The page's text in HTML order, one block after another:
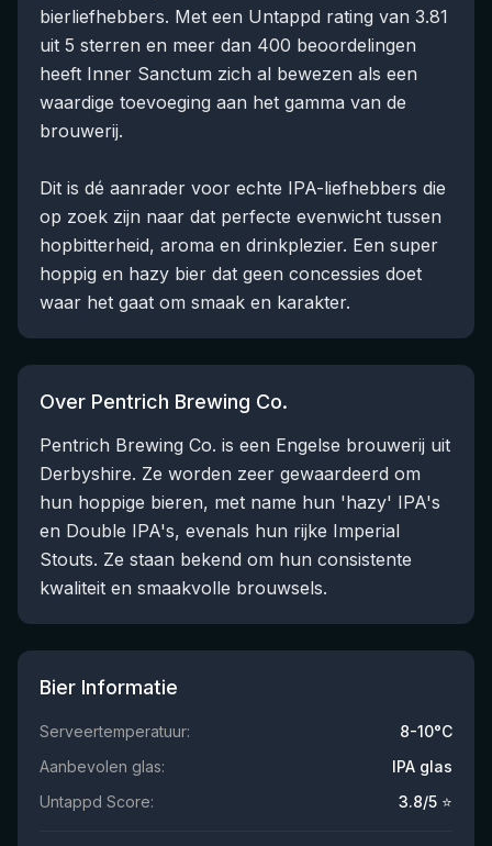
bierliefhebbers. Met een Untappd rating van 3.81
uit 5 sterren en meer dan 400 beoordelingen
heeft Inner Sanctum zich al bewezen als een
waardige toevoeging aan het gamma van de
brouwerij.
Dit is dé aanrader voor echte IPA-liefhebbers die
op zoek zijn naar dat perfecte evenwicht tussen
hopbitterheid, aroma en drinkplezier. Een super
hoppig en hazy bier dat geen concessies doet
waar het gaat om smaak en karakter.
Over Pentrich Brewing Co.
Pentrich Brewing Co. is een Engelse brouwerij uit
Derbyshire. Ze worden zeer gewaardeerd om
hun hoppige bieren, met name hun 'hazy' IPA's
en Double IPA's, evenals hun rijke Imperial
Stouts. Ze staan bekend om hun consistente
kwaliteit en smaakvolle brouwsels.
Bier Informatie
Serveertemperatuur:
8-10°C
Aanbevolen glas:
IPA glas
Untappd Score:
3.8/5 ⭐